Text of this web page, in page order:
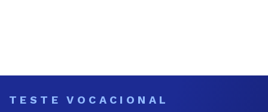
TESTE VOCACIONAL